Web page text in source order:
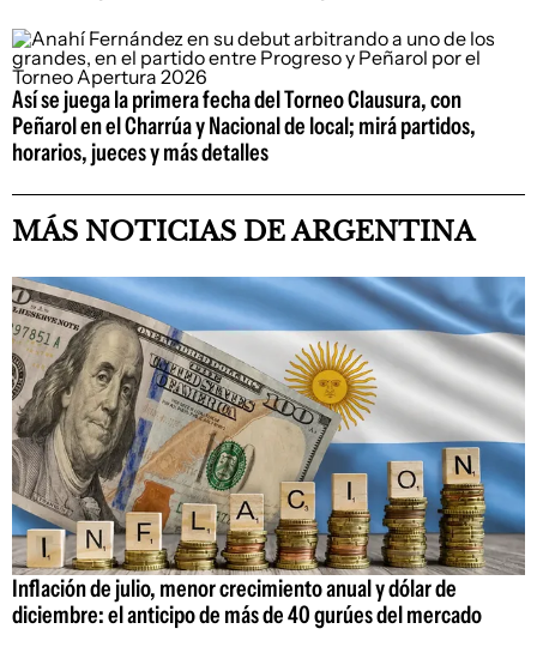
Así se juega la primera fecha del Torneo Clausura, con
Peñarol en el Charrúa y Nacional de local; mirá partidos,
horarios, jueces y más detalles
MÁS NOTICIAS DE ARGENTINA
Inflación de julio, menor crecimiento anual y dólar de
diciembre: el anticipo de más de 40 gurúes del mercado